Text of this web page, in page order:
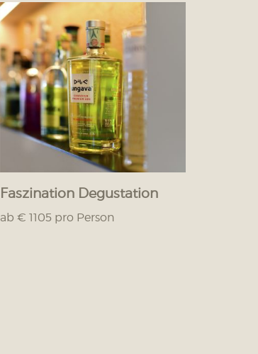
Faszination Degustation
ab € 1105 pro Person